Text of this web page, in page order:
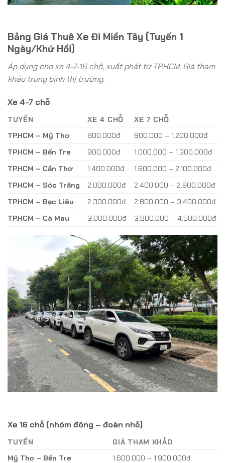
Bảng Giá Thuê Xe Đi Miền Tây (Tuyến 1
Ngày/Khứ Hồi)
Áp dụng cho xe 4-7-16 chỗ, xuất phát từ TP.HCM. Giá tham
khảo trung bình thị trường.
Xe 4-7 chỗ
TUYẾN XE 4 CHỖ
XE 7 CHỖ
TP.HCM – Mỹ Tho
800.000đ
900.000 – 1.200.000đ
TP.HCM – Bến Tre
900.000đ
1.000.000 – 1.300.000đ
TP.HCM – Cần Thơ
1.400.000đ
1.600.000 – 2.100.000đ
TP.HCM – Sóc Trăng
2.000.000đ
2.400.000 – 2.900.000đ
TP.HCM – Bạc Liêu
2.300.000đ
2.800.000 – 3.400.000đ
TP.HCM – Cà Mau
3.000.000đ 3.800.000 – 4.500.000đ
Xe 16 chỗ (nhóm đông – đoàn nhỏ)
TUYẾN
GIÁ THAM KHẢO
Mỹ Tho – Bến Tre
1.600.000 – 1.900.000đ